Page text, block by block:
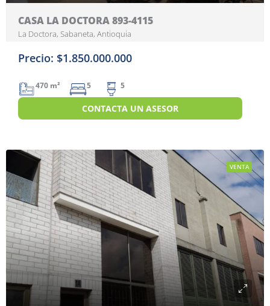
CASA LA DOCTORA 893-4115
La Doctora, Sabaneta, Antioquia
Precio: $1.850.000.000
470 m² 5 5
CONTACTA UN ASESOR
VENTA